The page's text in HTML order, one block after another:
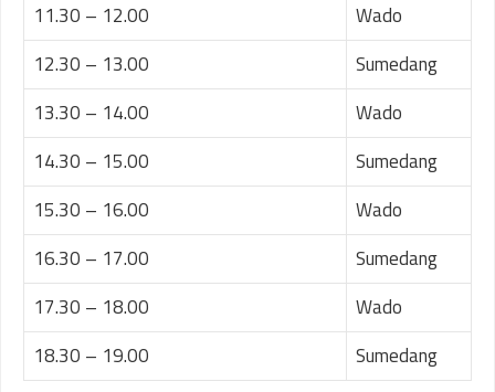
11.30 – 12.00
Wado
12.30 – 13.00
Sumedang
13.30 – 14.00
Wado
14.30 – 15.00
Sumedang
15.30 – 16.00
Wado
16.30 – 17.00
Sumedang
17.30 – 18.00
Wado
18.30 – 19.00
Sumedang